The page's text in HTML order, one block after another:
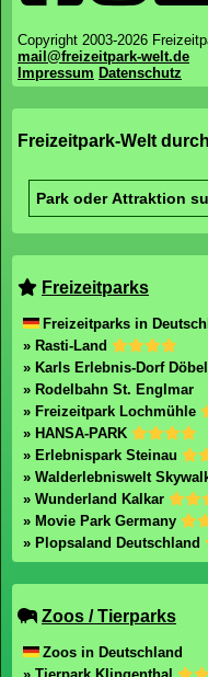
Copyright 2003-2026
mail@freizeitpark-welt.de
Impressum Datenschutz
Freizeitpark-Welt
Freizeitparks
Freizeitparks in
» Rasti-Land
» Karls Erlebnis-Dorf
» Rodelbahn St. Englmar
» Freizeitpark Lochmühle
» HANSA-PARK
» Erlebnispark Steinau
» Walderlebniswelt
» Wunderland Kalkar
» Movie Park Germany
» Plopsaland Deutschland
Zoos / Tierparks
Zoos in Deutschland